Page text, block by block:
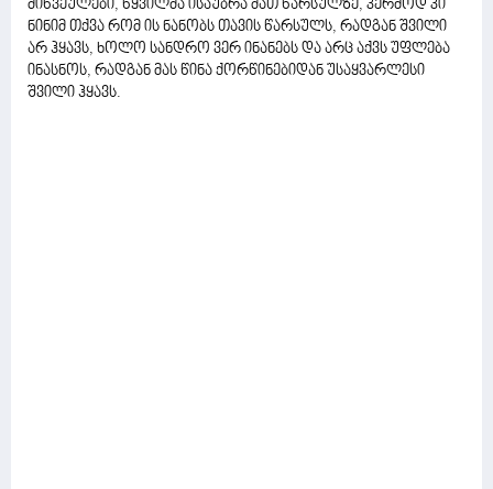
მიწვეულები, წყვილმა ისაუბრა მათ წარსულზე, კერძოდ კი
ნინიმ თქვა რომ ის ნანობს თავის წარსულს, რადგან შვილი
არ ჰყავს, ხოლო სანდრო ვერ ინანებს და არც აქვს უფლება
ინასნოს, რადგან მას წინა ქორწინებიდან უსაყვარლესი
შვილი ჰყავს.